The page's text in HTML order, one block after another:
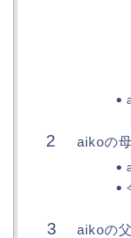
aikoの
aikoの